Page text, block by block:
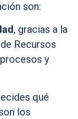
son:
, gracias a la
Recursos
y
qué
los